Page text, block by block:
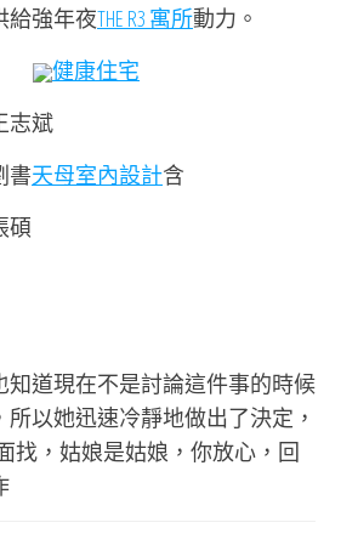
給強年夜THE R3 寓所動力。
健康住宅
志斌
書天母室內設計含
碩
知道現在不是討論這件事的時候
所以她迅速冷靜地做出了決定，
找，姑娘是姑娘，你放心，回